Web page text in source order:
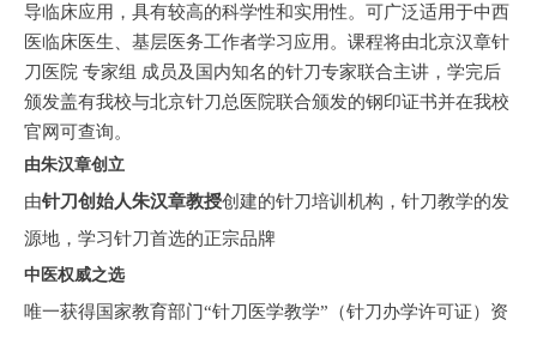
导临床应用，具有较高的科学性和实用性。可广泛适用于中西
医临床医生、基层医务工作者学习应用。课程将由北京汉章针
刀医院 专家组 成员及国内知名的针刀专家联合主讲，学完后
颁发盖有我校与北京针刀总医院联合颁发的钢印证书并在我校
官网可查询。
由朱汉章创立
由针刀创始人朱汉章教授创建的针刀培训机构，针刀教学的发
源地，学习针刀首选的正宗品牌
中医权威之选
唯一获得国家教育部门“针刀医学教学”（针刀办学许可证）资